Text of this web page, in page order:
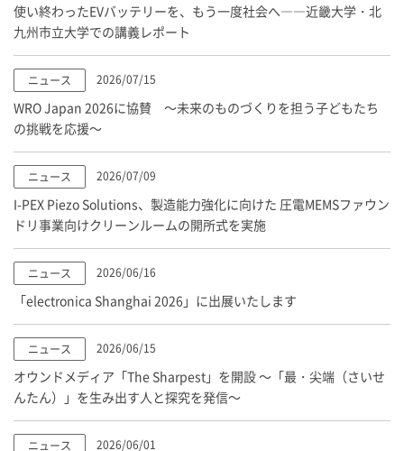
使い終わったEVバッテリーを、もう一度社会へ――近畿大学・北
九州市立大学での講義レポート
ニュース 2026/07/15
WRO Japan 2026に協賛 ～未来のものづくりを担う子どもたち
の挑戦を応援～
ニュース 2026/07/09
I-PEX Piezo Solutions、製造能力強化に向けた 圧電MEMSファウン
ドリ事業向けクリーンルームの開所式を実施
ニュース 2026/06/16
「electronica Shanghai 2026」に出展いたします
ニュース 2026/06/15
オウンドメディア「The Sharpest」を開設 ～「最・尖端（さいせ
んたん）」を生み出す人と探究を発信～
ニュース 2026/06/01